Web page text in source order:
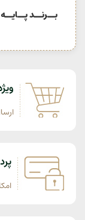
بــرنــد